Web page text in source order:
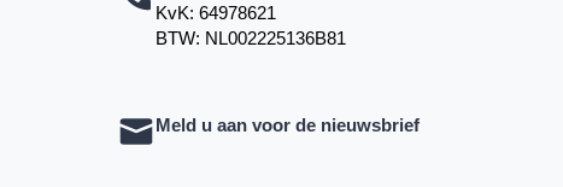
KvK: 64978621
BTW: NL002225136B81
Meld u aan voor de nieuwsbrief